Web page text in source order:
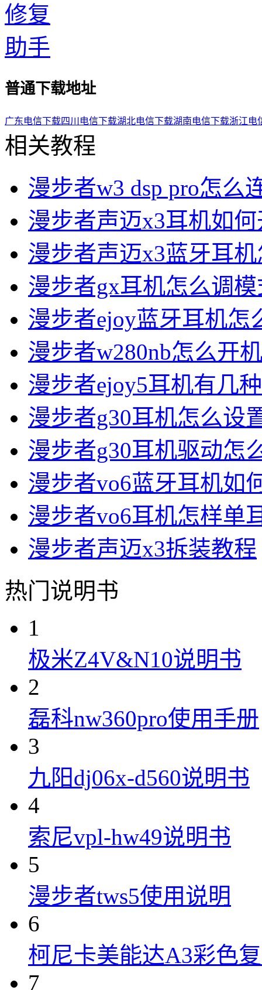
普通下载地址
广东电信下载四川电信下载湖北电信下载湖南电信下载浙江电
相关教程
漫步者w3 dsp pro怎么
漫步者声迈x3耳机如
漫步者声迈x3蓝牙耳
漫步者gx耳机怎么调模
漫步者ejoy蓝牙耳机怎
漫步者w280nb怎么开机
漫步者ejoy5耳机有几
漫步者g30耳机怎么设
漫步者g30耳机驱动怎
漫步者vo6蓝牙耳机如
漫步者vo6耳机怎样单
漫步者声迈x3拆装教程
热门说明书
1
极米Z4V&N10说明书
2
磊科nw360pro使用手册
3
九阳dj06x-d560说明书
4
索尼vpl-hw49说明书
5
漫步者tws5使用说明
6
柯尼卡美能达A3彩色
7